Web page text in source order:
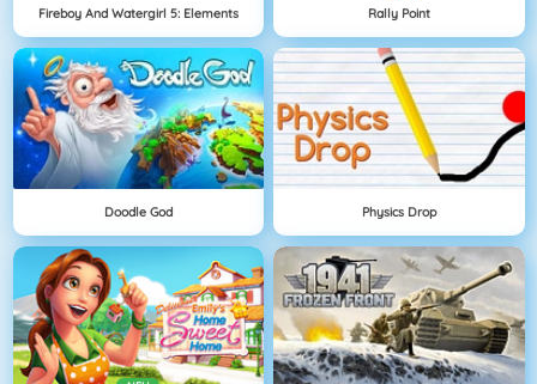
Fireboy And Watergirl 5: Elements Rally Point
Doodle God Physics Drop